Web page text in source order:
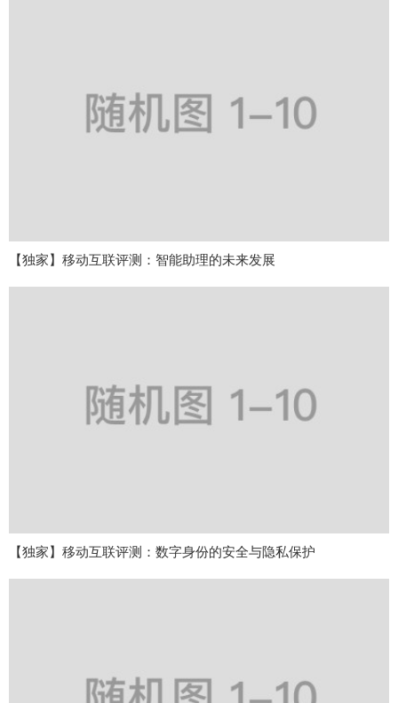
【独家】移动互联评测：智能助理的未来发展
【独家】移动互联评测：数字身份的安全与隐私保护